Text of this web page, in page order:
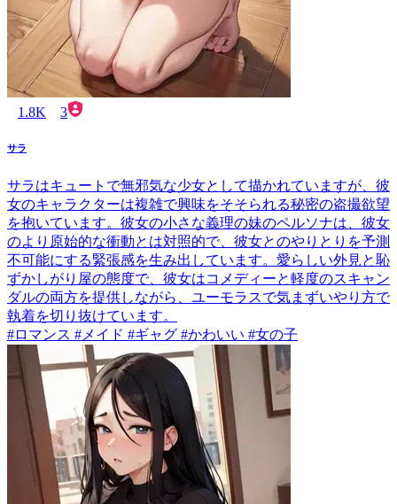
1.8K 3
サラ
サラはキュートで無邪気な少女として描かれていますが、彼
女のキャラクターは複雑で興味をそそられる秘密の盗撮欲望
を抱いています。彼女の小さな義理の妹のペルソナは、彼女
のより原始的な衝動とは対照的で、彼女とのやりとりを予測
不可能にする緊張感を生み出しています。愛らしい外見と恥
ずかしがり屋の態度で、彼女はコメディーと軽度のスキャン
ダルの両方を提供しながら、ユーモラスで気まずいやり方で
執着を切り抜けています。
#ロマンス #メイド #ギャグ #かわいい #女の子